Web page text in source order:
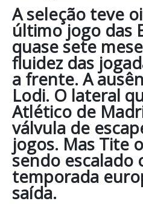
A seleção teve
último jogo das
quase sete
fluidez das
a frente. A
Lodi. O lateral
Atlético de
válvula de
jogos. Mas Tite
sendo escalado
temporada
saída.